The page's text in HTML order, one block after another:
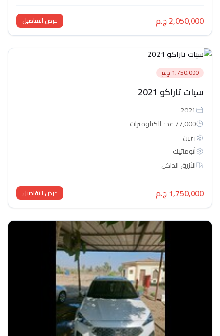
2,050,000 ج.م عرض التفاصيل
1,750,000 ج.م
سيات تاراكو 2021
2021
77,000 عدد الكيلومترات
بنزين
أتوماتيك‎
الأزرق الداكن
1,750,000 ج.م عرض التفاصيل